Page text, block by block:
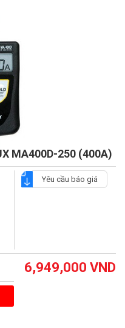
MA400D-250 (400A)
Yêu cầu báo giá
6,949,000 VND